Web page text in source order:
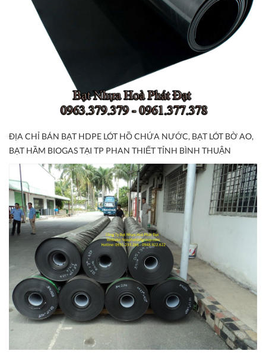
ĐỊA CHỈ BÁN BẠT HDPE LÓT HỒ CHỨA NƯỚC, BẠT LÓT BỜ AO,
BẠT HẦM BIOGAS TẠI TP PHAN THIẾT TỈNH BÌNH THUẬN